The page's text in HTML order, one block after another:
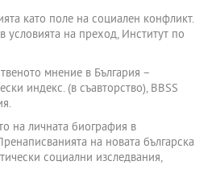
като поле на социален конфликт.
условията на преход, Институт по
мнение в България –
индекс. (в съавторство), BBSS
на личната биография в
на новата българска
социални изследвания,